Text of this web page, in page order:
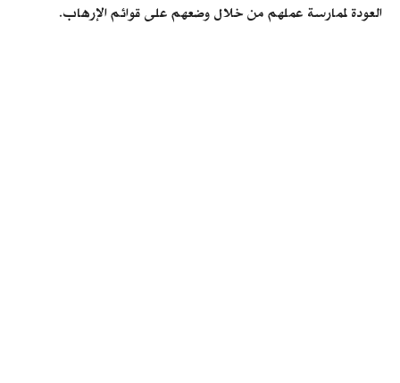
العودة لممارسة عملهم من خلال وضعهم على قوائم الإرهاب.